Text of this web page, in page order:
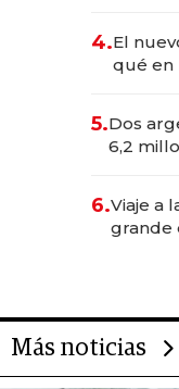
4.El
qué en
para
5.Dos
6,2
6.Viaje a
grande
Más noticias